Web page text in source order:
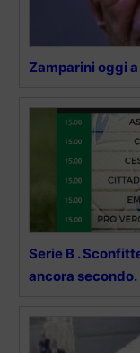
Zamparini oggi
Serie B .
ancora secondo.